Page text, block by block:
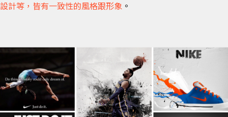
設計等，皆有一致性的風格跟形象 。